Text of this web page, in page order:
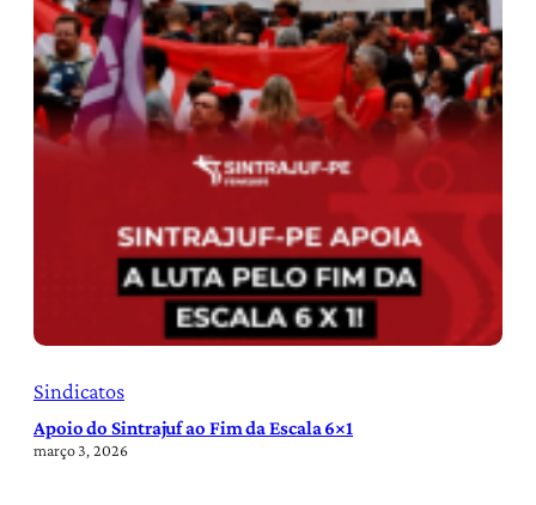
Sindicatos
Apoio do Sintrajuf ao Fim da Escala 6×1
março 3, 2026